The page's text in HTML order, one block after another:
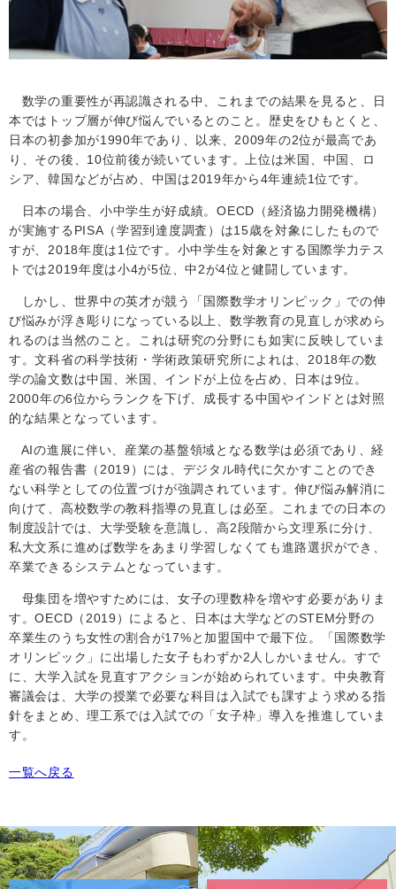
数学の重要性が再認識される中、これまでの結果を見ると、日
本ではトップ層が伸び悩んでいるとのこと。歴史をひもとくと、
日本の初参加が1990年であり、以来、 2009年の2位が最高であ
り、その後、 10位前後が続いています。上位は米国、中国、ロ
シア、韓国などが占め、中国は2019年から4年連続1位です。
日本の場合、小中学生が好成績。OECD （経済協力開発機構）
が実施する PISA （学習到達度調査）は15歳を対象にしたもので
すが、 2018年度は1 位です。小中学生を対象とする国際学力テス
トでは2019年度は小4が5位、中 2が4位と健闘しています。
しかし、世界中の英才が競う「国際数学オリンピック」での伸
び悩みが浮き彫りになっている以上、数学教育の見直しが求めら
れるのは当然のこと。これは研究の分野にも如実に反映していま
す。文科省の科学技術・学術政策研究所によれは、 2018年の数
学の論文数は中国、米国、インドが上位を占め、日本は9位。
2000年の6位からランクを下げ、成長する中国やインドとは対照
的な結果となっています。
AIの進展に伴い、産業の基盤領域となる数学は必須であり、経
産省の報告書（ 2019 ）には、デジタル時代に欠かすことのでき
ない科学としての位置づけが強調されています。伸び悩み解消に
向けて、高校数学の教科指導の見直しは必至。これまでの日本の
制度設計では、大学受験を意識し、高2段階から文理系に分け、
私大文系に進めば数学をあまり学習しなくても進路選択ができ、
卒業できるシステムとなっています。
母集団を増やすためには、女子の理数枠を増やす必要がありま
す。OECD（ 2019 ）によると、日本は大学などのSTEM分野の
卒業生のうち女性の割合が17%と加盟国中で最下位。「国際数学
オリンピック」に出場した女子もわずか2 人しかいません。すで
に、大学入試を見直すアクションが始められています。中央教育
審議会は、大学の授業で必要な科目は入試でも課すよう求める指
針をまとめ、理工系では入試での「女子枠」導入を推進していま
す。
一覧へ戻る